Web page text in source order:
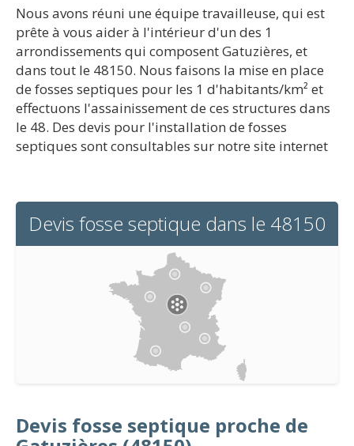
Nous avons réuni une équipe travailleuse, qui est
prête à vous aider à l'intérieur d'un des 1
arrondissements qui composent Gatuzières, et
dans tout le 48150. Nous faisons la mise en place
de fosses septiques pour les 1 d'habitants/km² et
effectuons l'assainissement de ces structures dans
le 48. Des devis pour l'installation de fosses
septiques sont consultables sur notre site internet
Devis fosse septique dans le 48150
Devis fosse septique proche de